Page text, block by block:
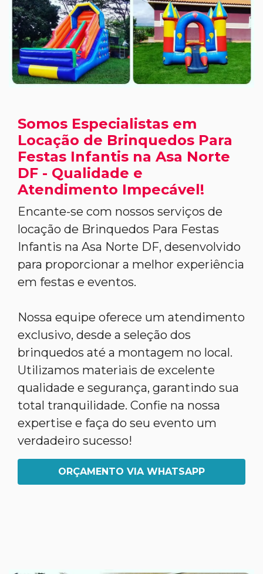
Somos Especialistas em
Locação de Brinquedos Para
Festas Infantis na Asa Norte
DF - Qualidade e
Atendimento Impecável!
Encante-se com nossos serviços de
locação de Brinquedos Para Festas
Infantis na Asa Norte DF, desenvolvido
para proporcionar a melhor experiência
em festas e eventos.
Nossa equipe oferece um atendimento
exclusivo, desde a seleção dos
brinquedos até a montagem no local.
Utilizamos materiais de excelente
qualidade e segurança, garantindo sua
total tranquilidade. Confie na nossa
expertise e faça do seu evento um
verdadeiro sucesso!
ORÇAMENTO VIA WHATSAPP